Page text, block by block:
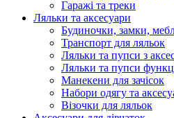
Гаражі та треки
Ляльки та аксесуари
Будиночки, замки,
Транспорт для ляльок
Ляльки та пупси з
Ляльки та пупси
Манекени для зачісок
Набори одягу та
Візочки для ляльок